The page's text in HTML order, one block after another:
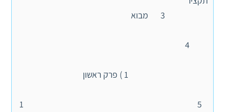
3 מבוא
1 ) פרק ראשון
5 1